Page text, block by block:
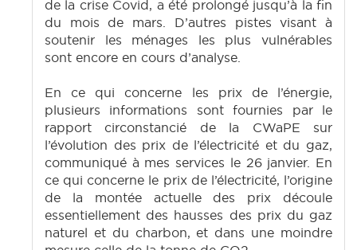
de la crise Covid, a été prolongé jusqu’à la fin
du mois de mars. D’autres pistes visant à
soutenir les ménages les plus vulnérables
sont encore en cours d’analyse.
En ce qui concerne les prix de l’énergie,
plusieurs informations sont fournies par le
rapport circonstancié de la CWaPE sur
l’évolution des prix de l’électricité et du gaz,
communiqué à mes services le 26 janvier. En
ce qui concerne le prix de l’électricité, l’origine
de la montée actuelle des prix découle
essentiellement des hausses des prix du gaz
naturel et du charbon, et dans une moindre